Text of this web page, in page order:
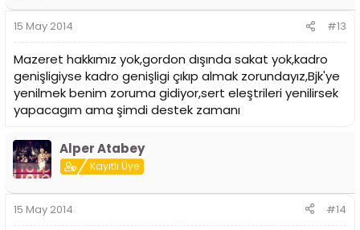
15 May 2014 #13
Mazeret hakkımız yok,gordon dışında sakat yok,kadro
genişligiyse kadro genişligi çıkıp almak zorundayız,Bjk'ye
yenilmek benim zoruma gidiyor,sert eleştrileri yenilirsek
yapacagım ama şimdi destek zamanı
Alper Atabey
Kayıtlı Üye
15 May 2014 #14